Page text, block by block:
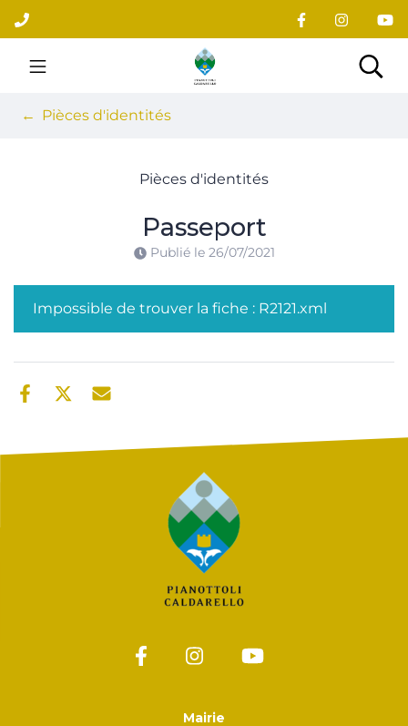
Aller
au
contenu
Site officiel du village
Pièces d'identités
Pièces d'identités
Passeport
Publié le 26/07/2021
Impossible de trouver la fiche : R2121.xml
Mairie